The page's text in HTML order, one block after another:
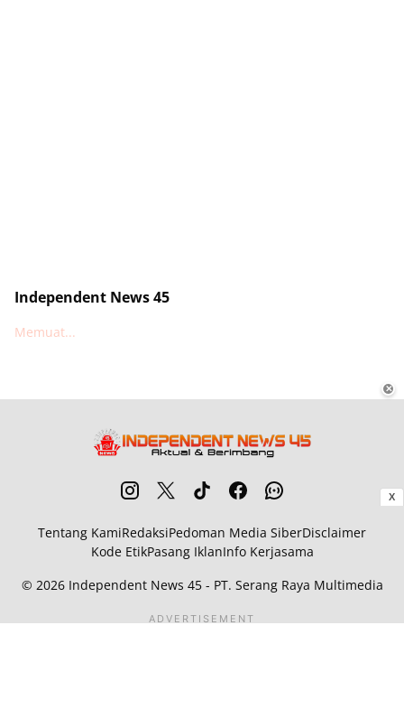
Independent News 45
Memuat...
X
ADVERTISEMENT
✕
Tentang KamiRedaksiPedoman Media SiberDisclaimer
Kode EtikPasang IklanInfo Kerjasama
© 2026 Independent News 45- PT. Serang Raya Multimedia